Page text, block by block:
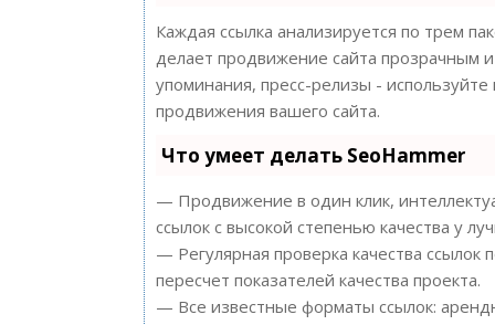
Каждая ссылка анализируется по трем
делает продвижение сайта прозрачным
упоминания, пресс-релизы -
продвижения вашего сайта.
Что умеет делать SeoHammer
— Продвижение в один клик,
ссылок с высокой степенью качества у
— Регулярная проверка качества
пересчет показателей качества проекта.
— Все известные форматы ссылок: